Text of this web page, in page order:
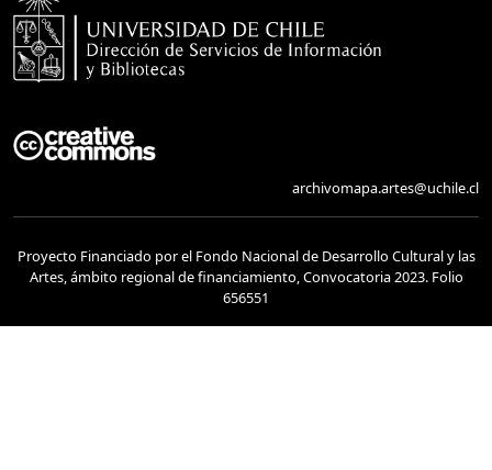
archivomapa.artes@uchile.cl
Proyecto Financiado por el Fondo Nacional de Desarrollo Cultural y las
Artes, ámbito regional de financiamiento, Convocatoria 2023. Folio
656551